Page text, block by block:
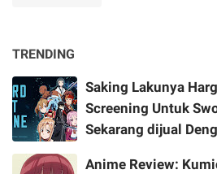
TRENDING
Saking Lakunya
Screening Untuk
Sekarang dijual
Anime Review: